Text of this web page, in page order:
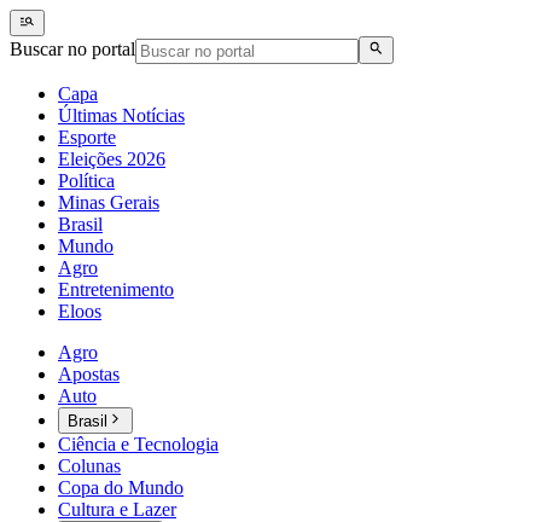
Buscar no portal
Capa
Últimas Notícias
Esporte
Eleições 2026
Política
Minas Gerais
Brasil
Mundo
Agro
Entretenimento
Eloos
Agro
Apostas
Auto
Brasil
Ciência e Tecnologia
Colunas
Copa do Mundo
Cultura e Lazer